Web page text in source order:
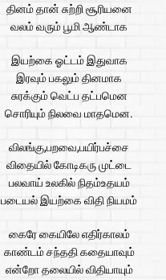
தினம் தான் சுற்றி சூரியனை
வலம் வரும் பூமி ஆண்டாக
இயற்கை ஓட்டம் இதுவாக
இரவும் பகலும் தினமாக
சுரக்கும் வெட்ப தட்பமென
சொரியும் நிலவை மாதமென.
விலங்கு,பறவை,பயிர்பச்சை
விதையில் கோடிகரு முட்டை
பலவாய் உலகில் நிதம்உதயம்
படையல் இயற்கை விதி நியமம்
கைரே கையிலே எதிர்காலம்
காண்டம் சந்ததி கதையாவும்
என்றோ தலையில் விதியாயும்